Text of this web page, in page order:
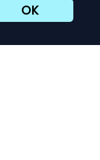
OK
und gute
Gerät länger hält.